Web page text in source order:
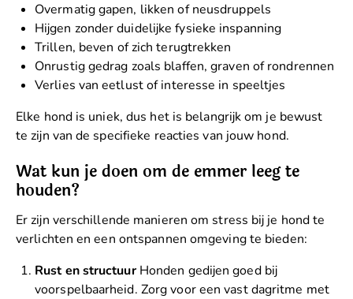
Overmatig gapen, likken of neusdruppels
Hijgen zonder duidelijke fysieke inspanning
Trillen, beven of zich terugtrekken
Onrustig gedrag zoals blaffen, graven of rondrennen
Verlies van eetlust of interesse in speeltjes
Elke hond is uniek, dus het is belangrijk om je bewust
te zijn van de specifieke reacties van jouw hond.
Wat kun je doen om de emmer leeg te
houden?
Er zijn verschillende manieren om stress bij je hond te
verlichten en een ontspannen omgeving te bieden:
Rust en structuurHonden gedijen goed bij
voorspelbaarheid. Zorg voor een vast dagritme met